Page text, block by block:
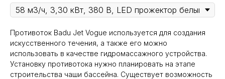
Противоток Badu Jet Vogue используется для создания
искусственного течения, а также его можно
использовать в качестве гидромассажного устройства.
Установку противотока нужно планировать на этапе
строительства чаши бассейна. Существует возможность